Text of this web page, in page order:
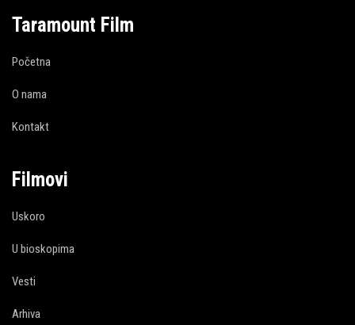
Taramount Film
Početna
O nama
Kontakt
Filmovi
Uskoro
U bioskopima
Vesti
Arhiva